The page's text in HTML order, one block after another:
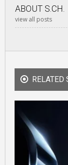
ABOUT S.CH.
view all posts
RELATED